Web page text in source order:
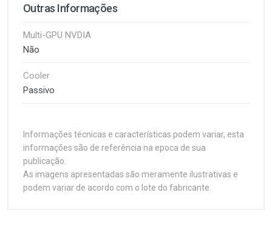
Outras Informações
Multi-GPU NVDIA
Não
Cooler
Passivo
Informações técnicas e características podem variar, esta
informações são de referência na epoca de sua
publicação.
As imagens apresentadas são meramente ilustrativas e
podem variar de acordo com o lote do fabricante.